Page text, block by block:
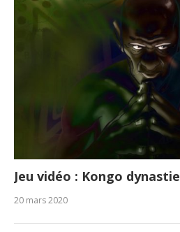
Jeu vidéo : Kongo dynastie
20 mars 2020